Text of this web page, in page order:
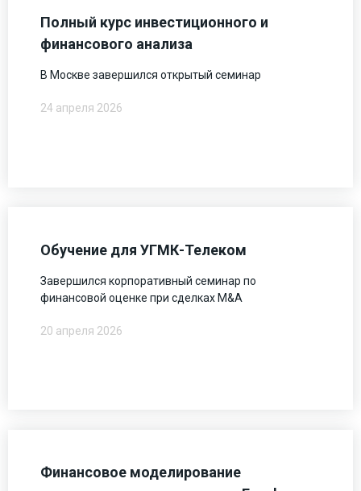
Полный курс инвестиционного и
финансового анализа
В Москве завершился открытый семинар
24 апреля 2026
Обучение для УГМК-Телеком
Завершился корпоративный семинар по
финансовой оценке при сделках M&A
20 апреля 2026
Финансовое моделирование